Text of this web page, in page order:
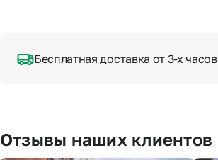
Бесплатная доставка от 3-х часов
Отзывы наших клиентов